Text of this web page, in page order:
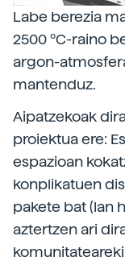
Labe berezia
2500 ºC-raino
argon-
mantenduz.
Aipatzekoak
proiektua ere:
espazioan
konplikatuen
pakete bat (lan
aztertzen ari